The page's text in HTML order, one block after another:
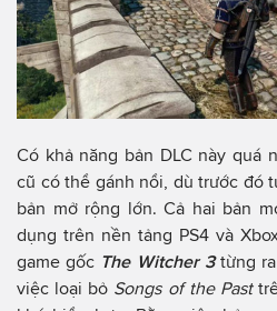
Có khả năng bản DLC này quá
cũ có thể gánh nổi, dù trước đó
bản mở rộng lớn. Cả hai bản
dụng trên nền tảng PS4 và
game gốc The Witcher 3 từng
việc loại bỏ Songs of the Past